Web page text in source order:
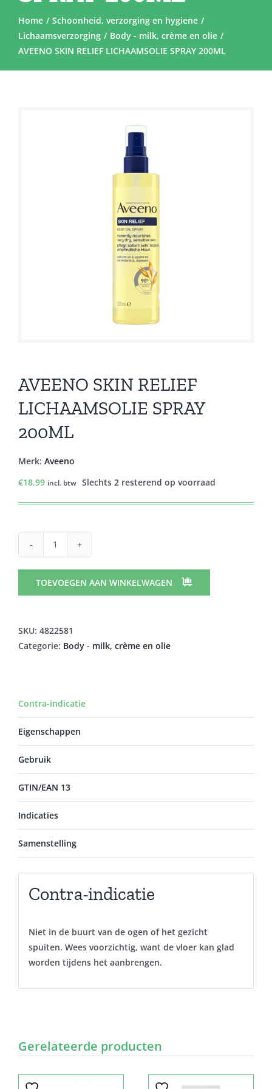
Home
Schoonheid, verzorging en hygiene
Lichaamsverzorging
Body - milk, crème en olie
AVEENO SKIN RELIEF LICHAAMSOLIE SPRAY 200ML
AVEENO SKIN RELIEF
LICHAAMSOLIE SPRAY
200ML
Merk: Aveeno
€18,99 incl. btw Slechts 2 resterend op voorraad
AVEENO
RELIEF
LICHAAMSOLIE
200ML
aantal
TOEVOEGEN AAN WINKELWAGEN
SKU: 4822581
Categorie: Body - milk, crème en olie
Contra-indicatie
Eigenschappen
Gebruik
GTIN/EAN 13
Indicaties
Samenstelling
Contra-indicatie
Niet in de buurt van de ogen of het gezicht
spuiten. Wees voorzichtig, want de vloer kan glad
worden tijdens het aanbrengen.
Gerelateerde producten